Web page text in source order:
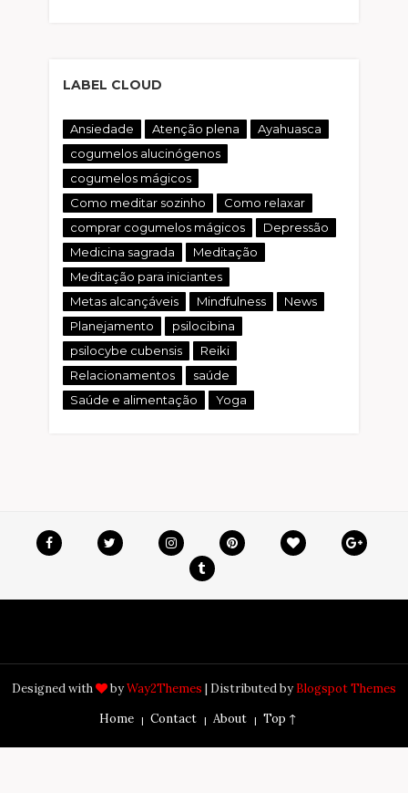
LABEL CLOUD
Ansiedade Atenção plena
Ayahuasca
cogumelos alucinógenos
cogumelos mágicos
Como meditar sozinho
Como relaxar
comprar cogumelos mágicos
Depressão
Medicina sagrada
Meditação
Meditação para iniciantes
Metas alcançáveis
Mindfulness
News
Planejamento
psilocibina
psilocybe cubensis
Reiki
Relacionamentos
saúde
Saúde e alimentação
Yoga
Designed with byWay2Themes | Distributed by Blogspot Themes
Home
Contact About Top ↑